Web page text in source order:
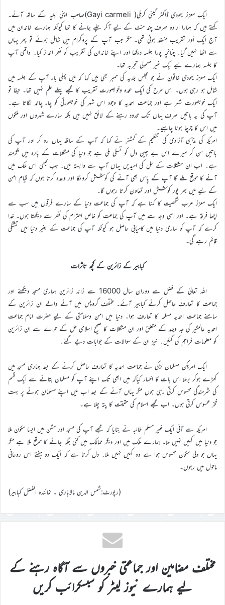
ایک معزز یہودی ڈاکٹر گیئی کرملی( Gayi carmeli)صاحب اپنی اہلیہ کے ساتھ آئے۔
کہتے ہیں کہ ہمارا ارادہ صرف چند منٹ کے لیے آکر چلے جانے کا تھا کیونکہ ہمارے خاندان میں
آج ایک اَور تقریب منعقد ہونی تھی۔ مگر جب آپ کے پروگرام میں شامل ہوئے تو پھر یہاں
سے اٹھا نہیں گیا۔ چنانچہ پورا جلسہ دیکھا اور اپنے خاندان کی تقریب کو نظر انداز کیا۔ واقعی آپ
کا جلسہ ہمارے لیے ایک غیر معمولی تجربہ تھا۔
ایک معزز یہودی خاتون نے جو مجلس بلدیہ کی ممبر بھی ہیں کہا کہ میں پہلی بار آپ کے جلسہ میں
شامل ہو رہی ہوں۔ اس طرح کی ایک عمدہ وخوبصورت تقریب کا مجھے پہلے علم نہیں تھا۔ حیفا تو
ایک خوبصورت شہر ہے اور جماعت احمدیہ کا وجود اس شہر کی خوبصورتی کو چار چاند لگاتا ہے۔
آپ کی یہ باتیں صرف یہاں تک محدود رہنے کے لائق نہیں ہیں بلکہ سارے شہروں اور ملکوں
میں اس کا چرچا ہونا چاہیے۔
امریکہ کی مذہبی آزادی کی تنظیم کے کمشنر نے کہا کہ آپ کے ساتھ یہاں رہ کر اور آپ کی
باتیں سن کر میرے اس بے چین دل کو تسلی ملی ہے جو دنیا کی مشکلات کے بارہ میں فکرمند
ہے۔ اب ان مشکلات کے حل کی امیدیں یہاں آپ سے وابستہ ہیں۔ جب کبھی اس ملک میں
آنے کا موقع ملے گا آپ کے پاس بھی آنے کی کوشش کروںگا اور وعدہ کرتا ہوں کہ قیام امن
کے لیے میں بھر پور کوشش اور تعاون کرتا رہوں گا۔
ایک معزز عرب شخصیت کا کہنا ہے کہ آپ کی جماعت دنیا کے سارے فرقوں میں سب سے
اچھا فرقہ ہے۔ اور اسی وجہ سے میں آپ کی جماعت کو خاص احترام کی نظر سے دیکھتا ہوں۔ خدا
کرے کہ آپ کو ساری دنیا میں کامیابی حاصل ہو کیونکہ آپ کی جماعت کے بغیر دنیا میں تشنگی
قائم رہے گی۔
کبابیر کے زائرین کے کچھ تاثرات
اللہ تعالیٰ کے فضل سے دوران سال 16000 سے زائد زائرین ہماری مسجد دیکھنے اور
جماعت کا تعارف حاصل کرنے کبابیر آئے۔ مختلف گروپس میں آنے والے ان زائرین کے
سامنے جماعت احمدیہ مسلمہ کا تعارف ہوا۔ دنیا میں امن وسلامتی کے لیے حضرت امام جماعت
احمدیہ عالمگیر کی جد وجہد کے متعلق اور ان مشکلات کا صحیح اسلامی حل کے حوالے سے ان زائرین
کو معلومات فراہم کی گئیں۔ نیز ان کے سوالات کے جوابات دیے گئے۔
ایک امریکن مسلمان لڑکی نے جماعت احمدیہ کا تعارف حاصل کرنے کے بعد ہماری مسجد میں
کھڑے ہوکر برملا اس بات کا اظہار کیاکہ میں ابھی تک اپنے آپ کو مسلمان بتانے سے ایک قسم
کی شرمندگی محسوس کرتی رہی ہوں مگر یہاں آنے کے بعد اب میں اپنے مسلمان ہونے پر بہت
فخر محسوس کرتی ہوں۔ اب مجھے اسلام کی حقیقت کا پتہ چلا ہے۔
امریکہ سے آئی ایک غیر مسلم طالبہ نے بتایا کہ مجھے آپ کی مسجد اور مشن میں ایسا سکون ملا
جو دنیا میں کہیں نہیں ملا۔ ہمارے ملک میں اور دیگر ممالک میں کئی جگہ جانے کا موقع ملا ہے مگر
یہاں جو دلی سکون محسوس ہوا ہے وہ کہیں نہیں ملا۔ دل کرتا ہے کہ ایک دو ہفتے اس روحانی
ماحول میں رہوں۔
(رپورٹ:شمس الدین مالاباری ۔ نمائندہ الفضل کبابیر)
مختلف مضامین اور جماعتی خبروں سے آگاہ رہنے کے
لیے ہمارے نیوز لیٹر کو سبسکرائب کریں